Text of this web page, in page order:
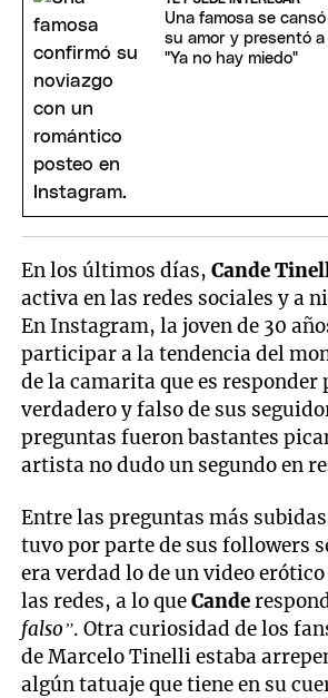
Una famosa se
su amor y presentó a
"Ya no hay miedo"
En los últimos días,Cande
activa en las redes sociales y a
En Instagram, la joven de 30
participar a la tendencia del
de la camarita que es responder
verdadero y falso de sus
preguntas fueron bastantes
artista no dudo un segundo en
Entre las preguntas más
tuvo por parte de sus followers
era verdad lo de un video
las redes, a lo queCande
falso”. Otra curiosidad de los
de Marcelo Tinelli estaba
algún tatuaje que tiene en su